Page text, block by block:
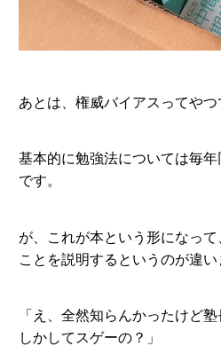
あとは、権威バイアスってやつ
基本的に勉強法については毎
です。
が、これが本という形になっ
ことを説明するというのが違い
「え、全然知らんかったけど
しかしてスゲーの？」